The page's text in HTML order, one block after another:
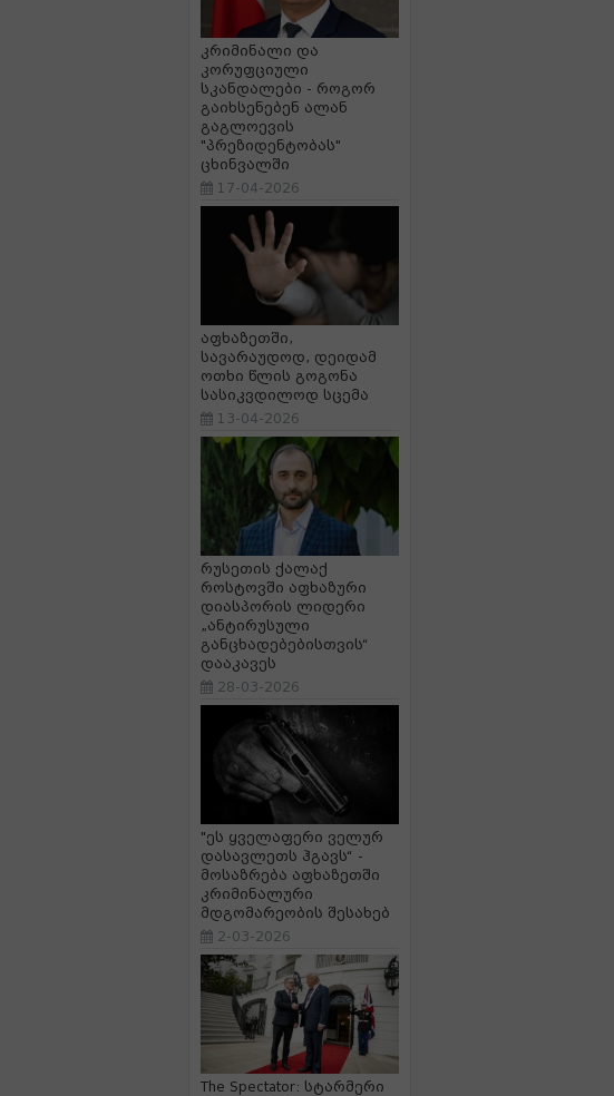
კრიმინალი და
კორუფციული
სკანდალები - როგორ
გაიხსენებენ ალან
გაგლოევის
"პრეზიდენტობას"
ცხინვალში
17-04-2026
აფხაზეთში,
სავარაუდოდ, დეიდამ
ოთხი წლის გოგონა
სასიკვდილოდ სცემა
13-04-2026
რუსეთის ქალაქ
როსტოვში აფხაზური
დიასპორის ლიდერი
„ანტირუსული
განცხადებებისთვის“
დააკავეს
28-03-2026
"ეს ყველაფერი ველურ
დასავლეთს ჰგავს“ -
მოსაზრება აფხაზეთში
კრიმინალური
მდგომარეობის შესახებ
2-03-2026
The Spectator: სტარმერი